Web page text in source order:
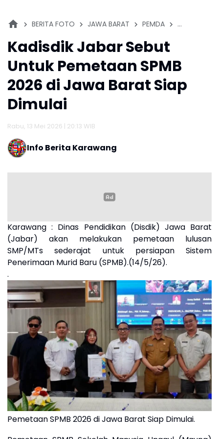
BERITA FOTO JAWA BARAT PEMDA PENDIDIKAN
Kadisdik Jabar Sebut
Untuk Pemetaan SPMB
2026 di Jawa Barat Siap
Dimulai
Rabu, 13 Mei 2026 | 20:13 WIB
Info Berita Karawang
Karawang : Dinas Pendidikan (Disdik) Jawa Barat
(Jabar) akan melakukan pemetaan lulusan
SMP/MTs sederajat untuk persiapan Sistem
Penerimaan Murid Baru (SPMB).(14/5/26).
.
Pemetaan SPMB 2026 di Jawa Barat Siap Dimulai.